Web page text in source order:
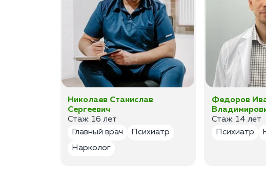
Николаев Станислав
Сергеевич
Стаж: 16 лет
Главный врач
Психиатр
Нарколог
Федоров
Стаж: 14 лет
Психиатр